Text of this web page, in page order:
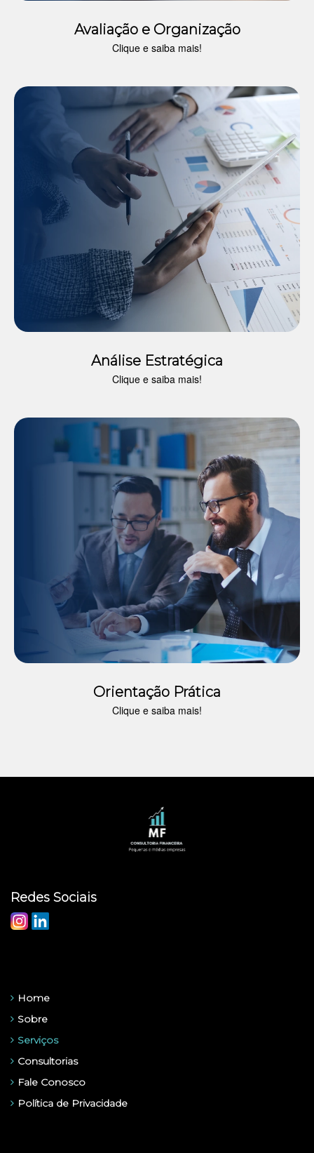
Avaliação e Organização
Clique e saiba mais!
Análise Estratégica
Clique e saiba mais!
Orientação Prática
Clique e saiba mais!
Redes Sociais
Home
Sobre
Serviços
Consultorias
Fale Conosco
Política de Privacidade